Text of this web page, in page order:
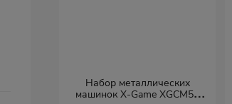
Набор металлических
машинок X-Game XGCM5E